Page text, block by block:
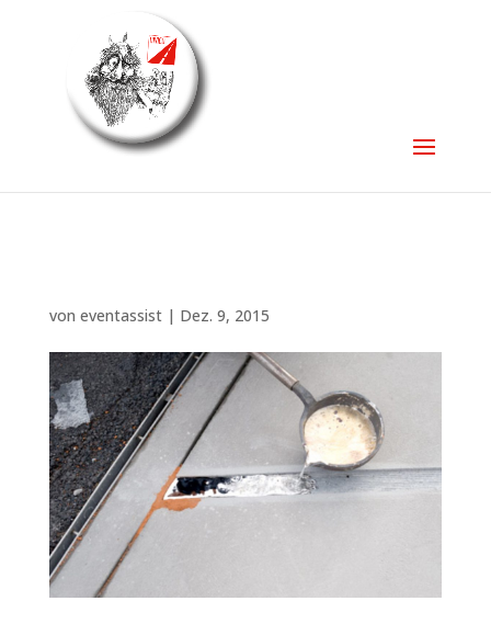
von eventassist| Dez. 9, 2015